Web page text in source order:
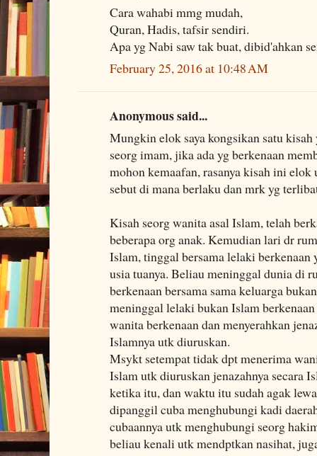
Cara wahabi mmg mudah,
Quran, Hadis, tafsir sendiri.
Apa yg Nabi saw tak buat, dibid'ahkan
February 25, 2016 at 10:48 AM
Anonymous said...
Mungkin elok saya kongsikan satu
seorg imam, jika ada yg berkenaan
mohon kemaafan, rasanya kisah ini
sebut di mana berlaku dan mrk yg
Kisah seorg wanita asal Islam, telah
beberapa org anak. Kemudian lari dr
Islam, tinggal bersama lelaki berkenaan
usia tuanya. Beliau meninggal dunia di
berkenaan bersama sama keluarga
meninggal lelaki bukan Islam
wanita berkenaan dan menyerahkan
Islamnya utk diuruskan.
Msykt setempat tidak dpt menerima
Islam utk diuruskan jenazahnya secara
ketika itu, dan waktu itu sudah agak
dipanggil cuba menghubungi kadi
cubaannya utk menghubungi seorg
beliau kenali utk mendptkan nasihat,